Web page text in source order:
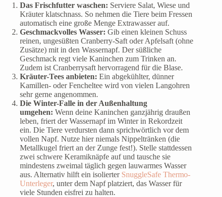
Das Frischfutter waschen: Serviere Salat, Wiese und
Kräuter klatschnass. So nehmen die Tiere beim Fressen
automatisch eine große Menge Extrawasser auf.
Geschmackvolles Wasser: Gib einen kleinen Schuss
reinen, ungesüßten Cranberry-Saft oder Apfelsaft (ohne
Zusätze) mit in den Wassernapf. Der süßliche
Geschmack regt viele Kaninchen zum Trinken an.
Zudem ist Cranberrysaft hervorragend für die Blase.
Kräuter-Tees anbieten: Ein abgekühlter, dünner
Kamillen- oder Fencheltee wird von vielen Langohren
sehr gerne angenommen.
Die Winter-Falle in der Außenhaltung
umgehen: Wenn deine Kaninchen ganzjährig draußen
leben, friert der Wassernapf im Winter in Rekordzeit
ein. Die Tiere verdursten dann sprichwörtlich vor dem
vollen Napf. Nutze hier niemals Nippeltränken (die
Metallkugel friert an der Zunge fest!). Stelle stattdessen
zwei schwere Keramiknäpfe auf und tausche sie
mindestens zweimal täglich gegen lauwarmes Wasser
aus. Alternativ hilft ein isolierter SnuggleSafe Thermo-
Unterleger, unter dem Napf platziert, das Wasser für
viele Stunden eisfrei zu halten.